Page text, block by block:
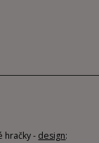
hračky - design: